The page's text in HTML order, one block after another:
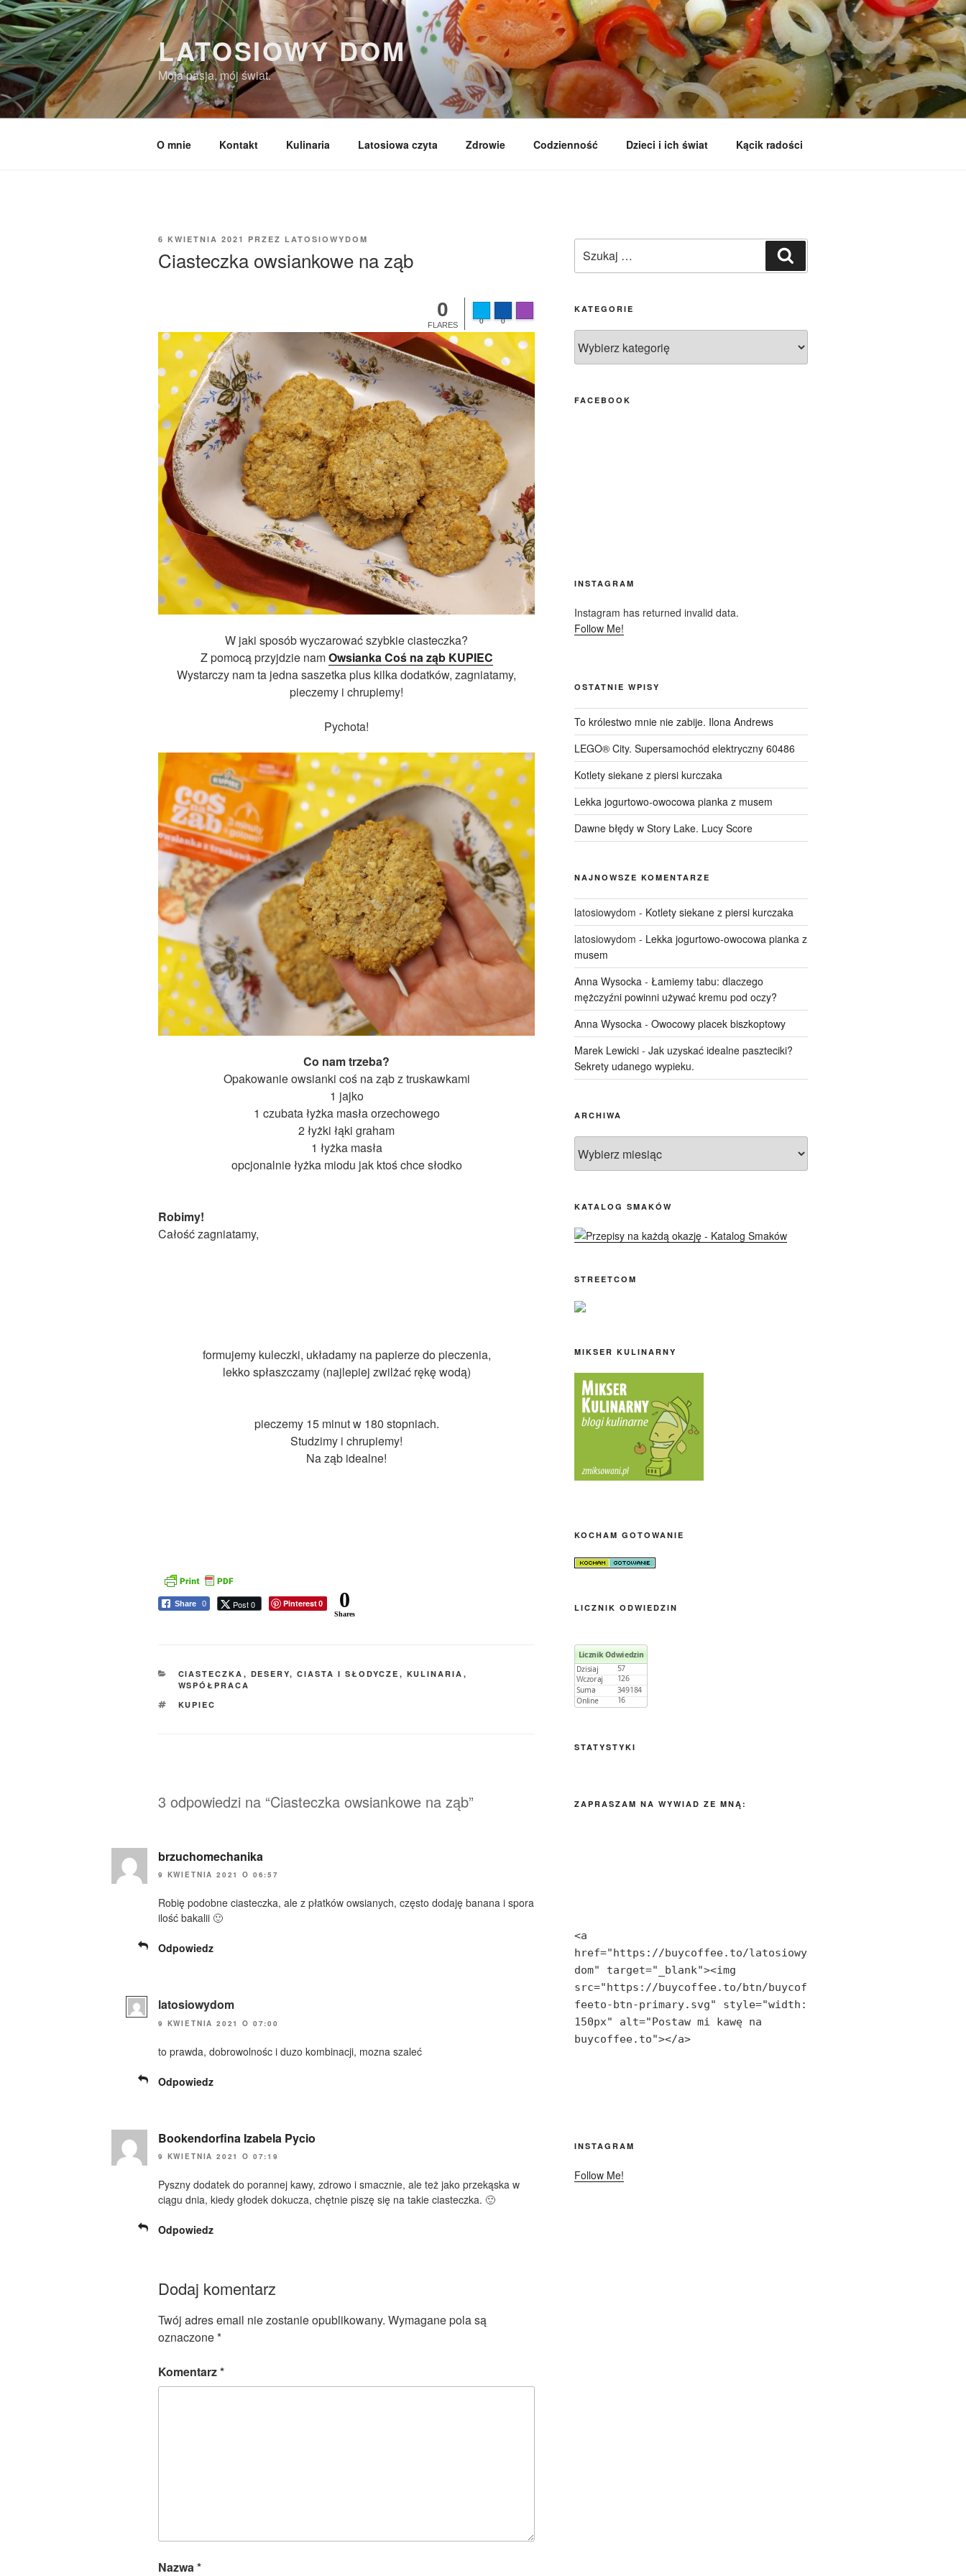
Przejdź
do
treści
LATOSIOWY DOM
Moja pasja, mój świat.
O mnie Kontakt Kulinaria Latosiowa czyta Zdrowie Codzienność Dzieci i ich świat Kącik radości
OPUBLIKOWANE
6 KWIETNIA 2021 PRZEZ LATOSIOWYDOM
Ciasteczka owsiankowe na ząb
0
FLARES 0 0
W jaki sposób wyczarować szybkie ciasteczka?
Z pomocą przyjdzie namOwsianka Coś na ząb KUPIEC
Wystarczy nam ta jedna saszetka plus kilka dodatków, zagniatamy,
pieczemy i chrupiemy!
Pychota!
Co nam trzeba?
Opakowanie owsianki coś na ząb z truskawkami
1 jajko
1 czubata łyżka masła orzechowego
2 łyżki łąki graham
1 łyżka masła
opcjonalnie łyżka miodu jak ktoś chce słodko
Robimy!
Całość zagniatamy,
formujemy kuleczki, układamy na papierze do pieczenia,
lekko spłaszczamy (najlepiej zwilżać rękę wodą)
pieczemy 15 minut w 180 stopniach.
Studzimy i chrupiemy!
Na ząb idealne!
Share 0 Post 0 Pinterest0 0
Shares
KATEGORIE
CIASTECZKA , DESERY, CIASTA I SŁODYCZE , KULINARIA ,
WSPÓŁPRACA
TAGI
KUPIEC
3 odpowiedzi na “Ciasteczka owsiankowe na ząb”
brzuchomechanika
9 KWIETNIA 2021 O 06:57
Robię podobne ciasteczka, ale z płatków owsianych, często dodaję banana i spora
ilość bakalii 🙂
Odpowiedz
latosiowydom
9 KWIETNIA 2021 O 07:00
to prawda, dobrowolnośc i duzo kombinacji, mozna szaleć
Odpowiedz
Bookendorfina Izabela Pycio
9 KWIETNIA 2021 O 07:19
Pyszny dodatek do porannej kawy, zdrowo i smacznie, ale też jako przekąska w
ciągu dnia, kiedy głodek dokucza, chętnie piszę się na takie ciasteczka. 🙂
Odpowiedz
Dodaj komentarz
Twój adres email nie zostanie opublikowany. Wymagane pola są
oznaczone*
Komentarz*
Nazwa*
KATEGORIE
FACEBOOK
INSTAGRAM
Instagram has returned invalid data.
Follow Me!
OSTATNIE WPISY
To królestwo mnie nie zabije. Ilona Andrews
LEGO® City. Supersamochód elektryczny 60486
Kotlety siekane z piersi kurczaka
Lekka jogurtowo-owocowa pianka z musem
Dawne błędy w Story Lake. Lucy Score
NAJNOWSZE KOMENTARZE
latosiowydom - Kotlety siekane z piersi kurczaka
latosiowydom - Lekka jogurtowo-owocowa pianka z
musem
Anna Wysocka- Łamiemy tabu: dlaczego
mężczyźni powinni używać kremu pod oczy?
Anna Wysocka- Owocowy placek biszkoptowy
Marek Lewicki- Jak uzyskać idealne paszteciki?
Sekrety udanego wypieku.
ARCHIWA
KATALOG SMAKÓW
STREETCOM
MIKSER KULINARNY
KOCHAM GOTOWANIE
LICZNIK ODWIEDZIN
STATYSTYKI
ZAPRASZAM NA WYWIAD ZE MNĄ:
<a
href="https://buycoffee.to/latosiowy
dom" target="_blank"><img
src="https://buycoffee.to/btn/buycof
feeto-btn-primary.svg" style="width:
150px" alt="Postaw mi kawę na
buycoffee.to"></a>
INSTAGRAM
Follow Me!